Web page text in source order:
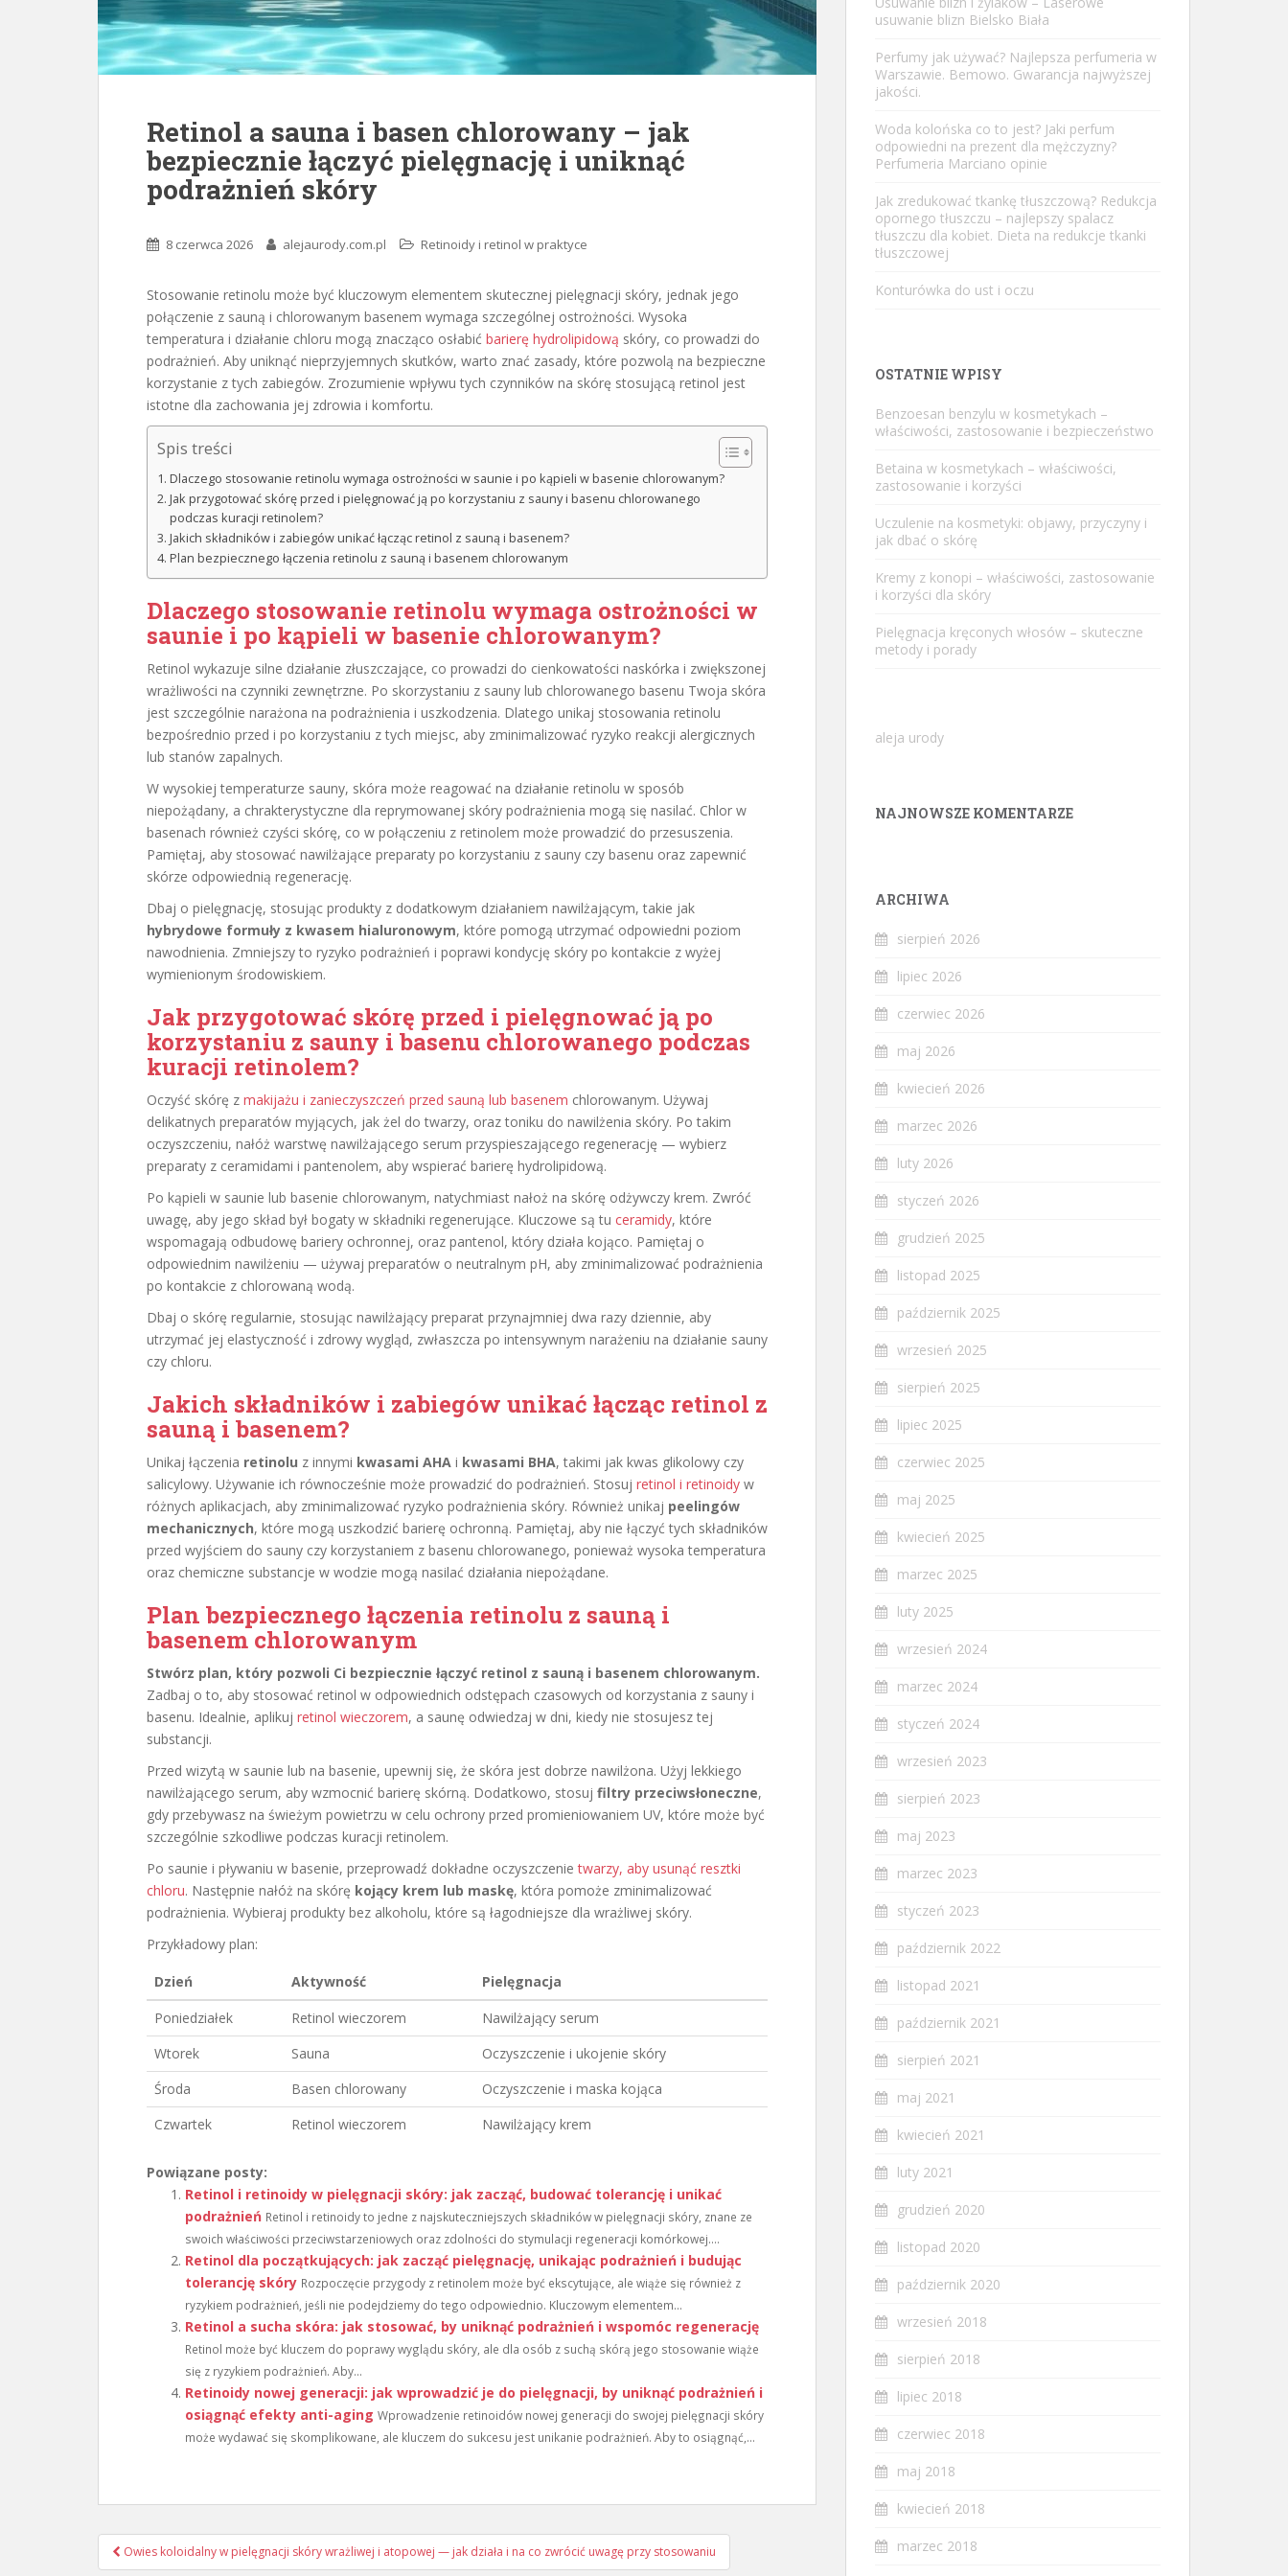
Retinol a sauna i basen chlorowany – jak
bezpiecznie łączyć pielęgnację i uniknąć
podrażnień skóry
8 czerwca 2026 alejaurody.com.pl Retinoidy i retinol w praktyce
Stosowanie retinolu może być kluczowym elementem skutecznej pielęgnacji skóry, jednak jego
połączenie z sauną i chlorowanym basenem wymaga szczególnej ostrożności. Wysoka
temperatura i działanie chloru mogą znacząco osłabić barierę hydrolipidową skóry, co prowadzi do
podrażnień. Aby uniknąć nieprzyjemnych skutków, warto znać zasady, które pozwolą na bezpieczne
korzystanie z tych zabiegów. Zrozumienie wpływu tych czynników na skórę stosującą retinol jest
istotne dla zachowania jej zdrowia i komfortu.
Spis treści
Dlaczego stosowanie retinolu wymaga ostrożności w saunie i po kąpieli w basenie chlorowanym?
Jak przygotować skórę przed i pielęgnować ją po korzystaniu z sauny i basenu chlorowanego
podczas kuracji retinolem?
Jakich składników i zabiegów unikać łącząc retinol z sauną i basenem?
Plan bezpiecznego łączenia retinolu z sauną i basenem chlorowanym
Dlaczego stosowanie retinolu wymaga ostrożności w
saunie i po kąpieli w basenie chlorowanym?
Retinol wykazuje silne działanie złuszczające, co prowadzi do cienkowatości naskórka i zwiększonej
wrażliwości na czynniki zewnętrzne. Po skorzystaniu z sauny lub chlorowanego basenu Twoja skóra
jest szczególnie narażona na podrażnienia i uszkodzenia. Dlatego unikaj stosowania retinolu
bezpośrednio przed i po korzystaniu z tych miejsc, aby zminimalizować ryzyko reakcji alergicznych
lub stanów zapalnych.
W wysokiej temperaturze sauny, skóra może reagować na działanie retinolu w sposób
niepożądany, a chrakterystyczne dla reprymowanej skóry podrażnienia mogą się nasilać. Chlor w
basenach również czyści skórę, co w połączeniu z retinolem może prowadzić do przesuszenia.
Pamiętaj, aby stosować nawilżające preparaty po korzystaniu z sauny czy basenu oraz zapewnić
skórze odpowiednią regenerację.
Dbaj o pielęgnację, stosując produkty z dodatkowym działaniem nawilżającym, takie jak
hybrydowe formuły z kwasem hialuronowym, które pomogą utrzymać odpowiedni poziom
nawodnienia. Zmniejszy to ryzyko podrażnień i poprawi kondycję skóry po kontakcie z wyżej
wymienionym środowiskiem.
Jak przygotować skórę przed i pielęgnować ją po
korzystaniu z sauny i basenu chlorowanego podczas
kuracji retinolem?
Oczyść skórę z makijażu i zanieczyszczeń przed sauną lub basenem chlorowanym. Używaj
delikatnych preparatów myjących, jak żel do twarzy, oraz toniku do nawilżenia skóry. Po takim
oczyszczeniu, nałóż warstwę nawilżającego serum przyspieszającego regenerację — wybierz
preparaty z ceramidami i pantenolem, aby wspierać barierę hydrolipidową.
Po kąpieli w saunie lub basenie chlorowanym, natychmiast nałoż na skórę odżywczy krem. Zwróć
uwagę, aby jego skład był bogaty w składniki regenerujące. Kluczowe są tu ceramidy, które
wspomagają odbudowę bariery ochronnej, oraz pantenol, który działa kojąco. Pamiętaj o
odpowiednim nawilżeniu — używaj preparatów o neutralnym pH, aby zminimalizować podrażnienia
po kontakcie z chlorowaną wodą.
Dbaj o skórę regularnie, stosując nawilżający preparat przynajmniej dwa razy dziennie, aby
utrzymać jej elastyczność i zdrowy wygląd, zwłaszcza po intensywnym narażeniu na działanie sauny
czy chloru.
Jakich składników i zabiegów unikać łącząc retinol z
sauną i basenem?
Unikaj łączenia retinolu z innymi kwasami AHA i kwasami BHA, takimi jak kwas glikolowy czy
salicylowy. Używanie ich równocześnie może prowadzić do podrażnień. Stosuj retinol i retinoidy w
różnych aplikacjach, aby zminimalizować ryzyko podrażnienia skóry. Również unikaj peelingów
mechanicznych, które mogą uszkodzić barierę ochronną. Pamiętaj, aby nie łączyć tych składników
przed wyjściem do sauny czy korzystaniem z basenu chlorowanego, ponieważ wysoka temperatura
oraz chemiczne substancje w wodzie mogą nasilać działania niepożądane.
Plan bezpiecznego łączenia retinolu z sauną i
basenem chlorowanym
Stwórz plan, który pozwoli Ci bezpiecznie łączyć retinol z sauną i basenem chlorowanym.
Zadbaj o to, aby stosować retinol w odpowiednich odstępach czasowych od korzystania z sauny i
basenu. Idealnie, aplikuj retinol wieczorem, a saunę odwiedzaj w dni, kiedy nie stosujesz tej
substancji.
Przed wizytą w saunie lub na basenie, upewnij się, że skóra jest dobrze nawilżona. Użyj lekkiego
nawilżającego serum, aby wzmocnić barierę skórną. Dodatkowo, stosuj filtry przeciwsłoneczne,
gdy przebywasz na świeżym powietrzu w celu ochrony przed promieniowaniem UV, które może być
szczególnie szkodliwe podczas kuracji retinolem.
Po saunie i pływaniu w basenie, przeprowadź dokładne oczyszczenietwarzy, aby usunąć resztki
chloru. Następnie nałóż na skórę kojący krem lub maskę, która pomoże zminimalizować
podrażnienia. Wybieraj produkty bez alkoholu, które są łagodniejsze dla wrażliwej skóry.
Przykładowy plan:
Dzień Aktywność
Pielęgnacja
Poniedziałek
Retinol wieczorem
Nawilżający serum
Wtorek
Sauna
Oczyszczenie i ukojenie skóry
Środa
Basen chlorowany
Oczyszczenie i maska kojąca
Czwartek
Retinol wieczorem Nawilżający krem
Powiązane posty:
Retinol i retinoidy w pielęgnacji skóry: jak zacząć, budować tolerancję i unikać
podrażnień Retinol i retinoidy to jedne z najskuteczniejszych składników w pielęgnacji skóry, znane ze
swoich właściwości przeciwstarzeniowych oraz zdolności do stymulacji regeneracji komórkowej....
Retinol dla początkujących: jak zacząć pielęgnację, unikając podrażnień i budując
tolerancję skóry Rozpoczęcie przygody z retinolem może być ekscytujące, ale wiąże się również z
ryzykiem podrażnień, jeśli nie podejdziemy do tego odpowiednio. Kluczowym elementem...
Retinol a sucha skóra: jak stosować, by uniknąć podrażnień i wspomóc regenerację
Retinol może być kluczem do poprawy wyglądu skóry, ale dla osób z suchą skórą jego stosowanie wiąże
się z ryzykiem podrażnień. Aby...
Retinoidy nowej generacji: jak wprowadzić je do pielęgnacji, by uniknąć podrażnień i
osiągnąć efekty anti-aging Wprowadzenie retinoidów nowej generacji do swojej pielęgnacji skóry
może wydawać się skomplikowane, ale kluczem do sukcesu jest unikanie podrażnień. Aby to osiągnąć,...
Nawigacja
Owies koloidalny w pielęgnacji skóry wrażliwej i atopowej — jak działa i na co zwrócić uwagę przy stosowaniu
usuwanie blizn Bielsko Biała
Perfumy jak używać? Najlepsza perfumeria w
Warszawie. Bemowo. Gwarancja najwyższej
jakości.
Woda kolońska co to jest? Jaki perfum
odpowiedni na prezent dla mężczyzny?
Perfumeria Marciano opinie
Jak zredukować tkankę tłuszczową? Redukcja
opornego tłuszczu – najlepszy spalacz
tłuszczu dla kobiet. Dieta na redukcje tkanki
tłuszczowej
Konturówka do ust i oczu
OSTATNIE WPISY
Benzoesan benzylu w kosmetykach –
właściwości, zastosowanie i bezpieczeństwo
Betaina w kosmetykach – właściwości,
zastosowanie i korzyści
Uczulenie na kosmetyki: objawy, przyczyny i
jak dbać o skórę
Kremy z konopi – właściwości, zastosowanie
i korzyści dla skóry
Pielęgnacja kręconych włosów – skuteczne
metody i porady
aleja urody
NAJNOWSZE KOMENTARZE
ARCHIWA
sierpień 2026
lipiec 2026
czerwiec 2026
maj 2026
kwiecień 2026
marzec 2026
luty 2026
styczeń 2026
grudzień 2025
listopad 2025
październik 2025
wrzesień 2025
sierpień 2025
lipiec 2025
czerwiec 2025
maj 2025
kwiecień 2025
marzec 2025
luty 2025
wrzesień 2024
marzec 2024
styczeń 2024
wrzesień 2023
sierpień 2023
maj 2023
marzec 2023
styczeń 2023
październik 2022
listopad 2021
październik 2021
sierpień 2021
maj 2021
kwiecień 2021
luty 2021
grudzień 2020
listopad 2020
październik 2020
wrzesień 2018
sierpień 2018
lipiec 2018
czerwiec 2018
maj 2018
kwiecień 2018
marzec 2018